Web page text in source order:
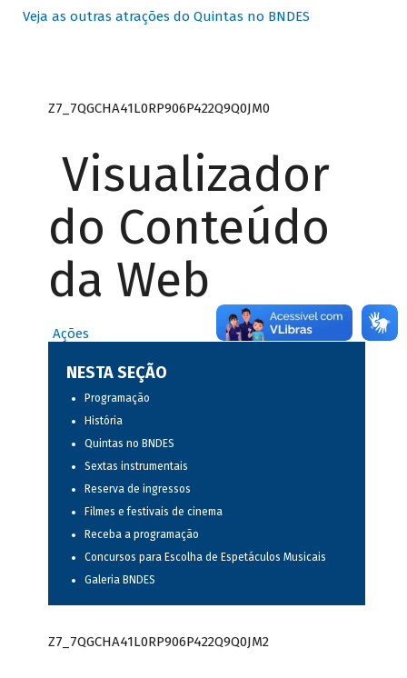
Veja as outras atrações do Quintas no BNDES
Z7_7QGCHA41L0RP906P422Q9Q0JM0
Visualizador
do Conteúdo
da Web
Ações
NESTA SEÇÃO
Programação
História
Quintas no BNDES
Sextas instrumentais
Reserva de ingressos
Filmes e festivais de cinema
Receba a programação
Concursos para Escolha de Espetáculos Musicais
Galeria BNDES
Z7_7QGCHA41L0RP906P422Q9Q0JM2